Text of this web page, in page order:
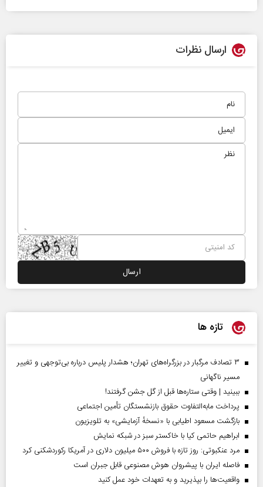
ارسال نظرات
تازه ها
۳ تصادف مرگبار در بزرگراه‌های تهران؛ هشدار پلیس درباره بی‌توجهی و تغییر
مسیر ناگهانی
ببینید | وقتی ستاره‌ها قبل از گل جشن گرفتند!
پرداخت مابه‌التفاوت حقوق بازنشستگان تأمین اجتماعی
بازگشت مسعود اطیابی با «نسخهٔ آزمایشی» به تلویزیون
ابراهیم حاتمی کیا با خاکستر سبز در شبکه نمایش
مرد عنکبوتی: روز تازه با فروش ۵۰۰ میلیون دلاری در آمریکا رکوردشکنی کرد
فاصله ایران با پیشرو‌ان هوش مصنوعی قابل جبران است
واقعیت‌ها را بپذیرید و به تعهدات خود عمل کنید